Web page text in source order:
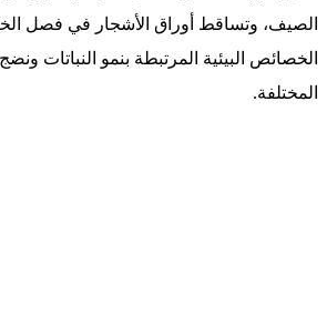
الصيف، وتساقط أوراق الأشجار في فصل
الخصائص البيئية المرتبطة بنمو النباتات
المختلفة.